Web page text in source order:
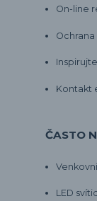
On-line
Kontakt
ČASTO
LED